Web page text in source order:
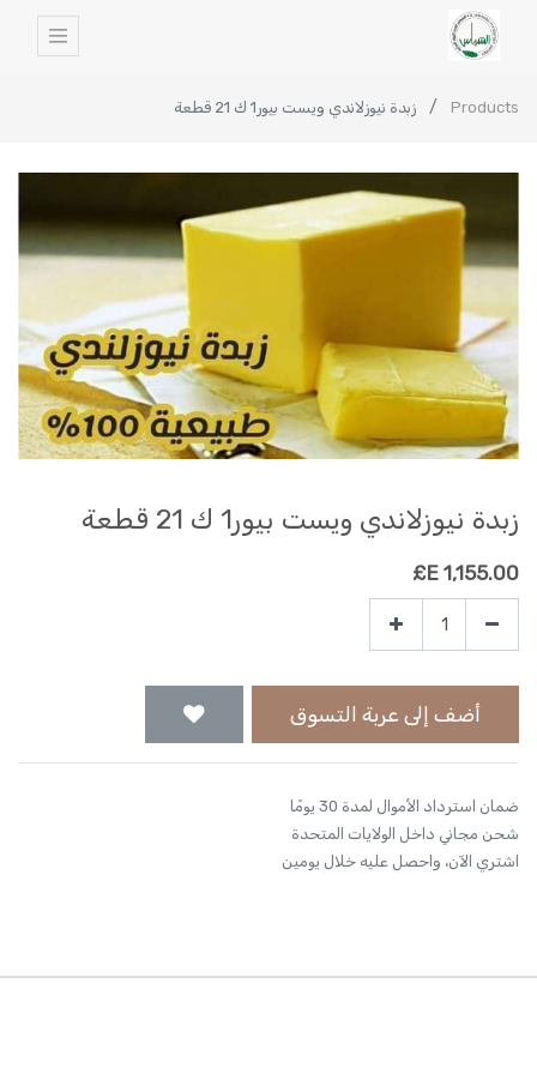
Products زبدة نيوزلاندي ويست بيور1 ك 21 قطعة
زبدة نيوزلاندي ويست بيور1 ك 21 قطعة
1,155.00
أضف إلى عربة التسوق
ضمان استرداد الأموال لمدة 30 يومًا
شحن مجاني داخل الولايات المتحدة
اشتري الآن، واحصل عليه خلال يومين